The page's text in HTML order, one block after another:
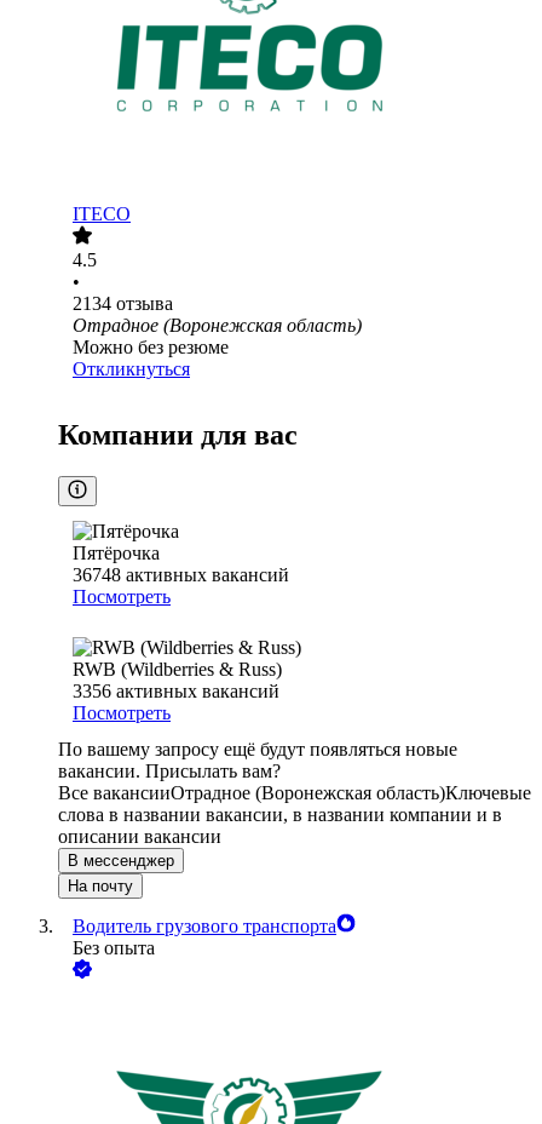
ITECO
4.5
•
2134 отзыва
Отрадное (Воронежская область)
Можно без резюме
Откликнуться
Компании для вас
Пятёрочка
36748 активных вакансий
Посмотреть
RWB (Wildberries & Russ)
3356 активных вакансий
Посмотреть
По вашему запросу ещё будут появляться новые
вакансии. Присылать вам?
Все вакансииОтрадное (Воронежская область)Ключевые
слова в названии вакансии, в названии компании и в
описании вакансии
В мессенджер
На почту
Водитель грузового транспорта
Без опыта